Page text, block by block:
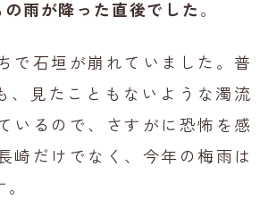
雨が降った直後でした 。
で石垣が崩れていました。普
、見たこともないような濁流
いるので、さすがに恐怖を感
崎だけでなく、今年の梅雨は